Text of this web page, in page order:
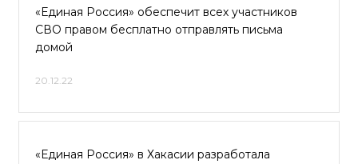
«Единая Россия» обеспечит всех участников
СВО правом бесплатно отправлять письма
домой
20.12.22
«Единая Россия» в Хакасии разработала